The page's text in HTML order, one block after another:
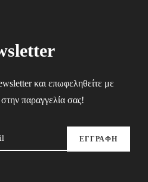
και επωφεληθείτε με
παραγγελία σας!
ΕΓΓΡΑΦΗ